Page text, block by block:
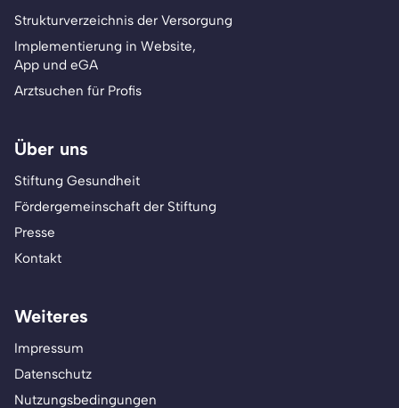
Strukturverzeichnis der Versorgung
Implementierung in Website,
App und eGA
Arztsuchen für Profis
Über uns
Stiftung Gesundheit
Fördergemeinschaft der Stiftung
Presse
Kontakt
Weiteres
Impressum
Datenschutz
Nutzungsbedingungen